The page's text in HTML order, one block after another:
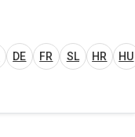
DE FR SL HR HU